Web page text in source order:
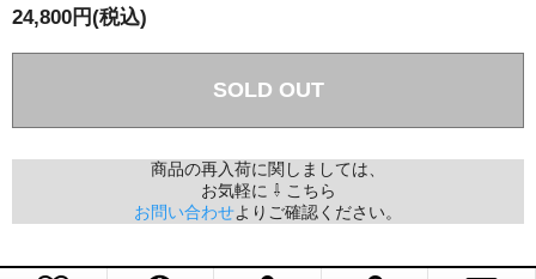
週間でのお届けとなります。
（稀に、通関手続き等に時間がかかり、納期が遅れる
注文のキャンセルは可能ですか？
お取り寄せ商品となっておりますため、仕入先へ発
兵庫県 A・K 様 （女性）
「ベアちゃんの紹介分が丁寧に書かれていたこ
と（いつの作品など）」
埼玉県 K・I 様 （女性）
「購入してから商品到着までメールを何度か頂
24,800円(税込)
SOLD OUT
商品の再入荷に関しましては、
お気軽に ⇩ こちら
お問い合わせよりご確認ください。